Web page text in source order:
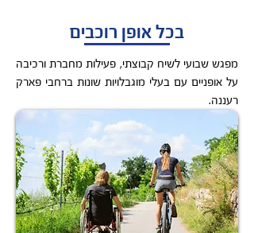
בכל אופן רוכבים
מפגש שבועי לשיח קבוצתי, פעילות מחברת ורכיבה
על אופניים עם בעלי מוגבלויות שונות ברחבי פארק
רעננה.